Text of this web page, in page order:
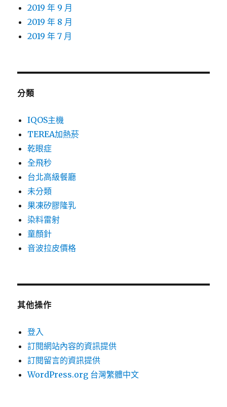
2019 年 9 月
2019 年 8 月
2019 年 7 月
分類
IQOS主機
TEREA加熱菸
乾眼症
全飛秒
台北高級餐廳
未分類
果凍矽膠隆乳
染料雷射
童顏針
音波拉皮價格
其他操作
登入
訂閱網站內容的資訊提供
訂閱留言的資訊提供
WordPress.org 台灣繁體中文